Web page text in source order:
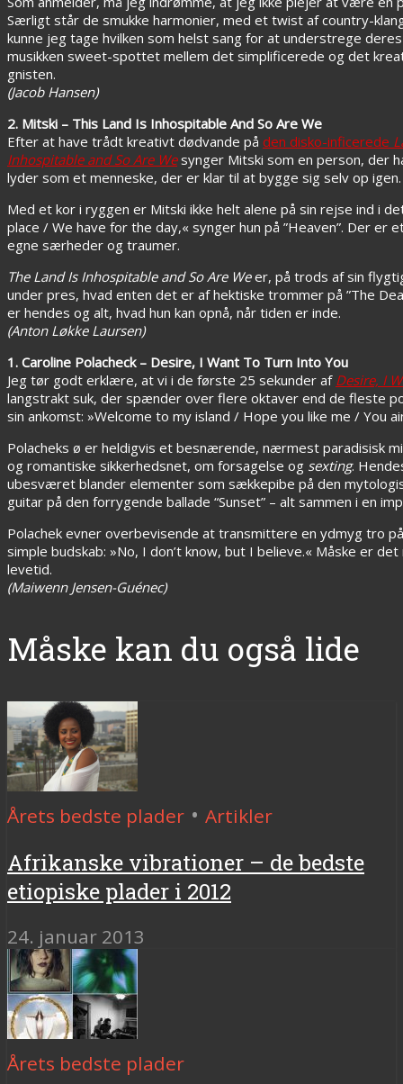
Særligt står de smukke harmonier, med et twist af country-
kunne jeg tage hvilken som helst sang for at understrege
musikken sweet-spottet mellem det simplificerede og det
gnisten.
(Jacob Hansen)
2. Mitski – This Land Is Inhospitable And So Are We
Efter at have trådt kreativt dødvande på den disko-inficerede
Inhospitable and So Are We synger Mitski som en person, der
lyder som et menneske, der er klar til at bygge sig selv op
Med et kor i ryggen er Mitski ikke helt alene på sin rejse ind i
place / We havе for the day,« synger hun på ”Heaven”. Der
egne særheder og traumer.
The Land Is Inhospitable and So Are Weer, på trods af sin
under pres, hvad enten det er af hektiske trommer på ”The
er hendes og alt, hvad hun kan opnå, når tiden er inde.
(Anton Løkke Laursen)
1. Caroline Polacheck – Desire, I Want To Turn Into You
Jeg tør godt erklære, at vi i de første 25 sekunder af Desire, I
langstrakt suk, der spænder over flere oktaver end de fleste
sin ankomst: »Welcome to my island / Hope you like me / You
Polacheks ø er heldigvis et besnærende, nærmest paradisisk
og romantiske sikkerhedsnet, om forsagelse og sexting.
ubesværet blander elementer som sækkepibe på den
guitar på den forrygende ballade “Sunset” – alt sammen i en
Polachek evner overbevisende at transmittere en ydmyg tro
simple budskab: »No, I don’t know, but I believe.« Måske er
levetid.
(Maiwenn Jensen-Guénec)
Måske kan du også lide
Årets bedste plader • Artikler
Afrikanske vibrationer – de bedste
etiopiske plader i 2012
24. januar 2013
Årets bedste plader